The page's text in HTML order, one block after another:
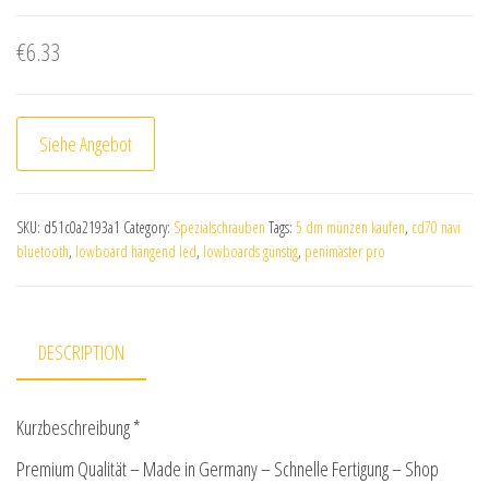
€6.33
Siehe Angebot
SKU: d51c0a2193a1 Category: Spezialschrauben Tags: 5 dm münzen kaufen, cd70 navi
bluetooth, lowboard hängend led, lowboards günstig, penimaster pro
DESCRIPTION
Kurzbeschreibung *
Premium Qualität – Made in Germany – Schnelle Fertigung – Shop